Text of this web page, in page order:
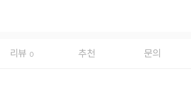
리뷰 0 추천 문의